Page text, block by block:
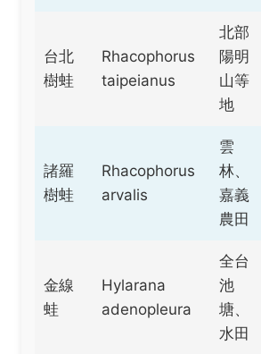
台北
樹蛙
Rhacophorus
taipeianus
北部
陽明
山等
地
諸羅
樹蛙
Rhacophorus
arvalis
雲
林、
嘉義
農田
金線
蛙
Hylarana
adenopleura
全台
池
塘、
水田